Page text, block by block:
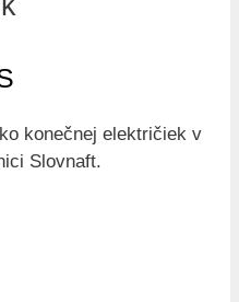
konečnej električiek v
Slovnaft.